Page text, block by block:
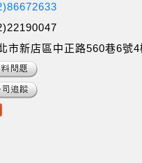
市新店區中正路560巷6號4